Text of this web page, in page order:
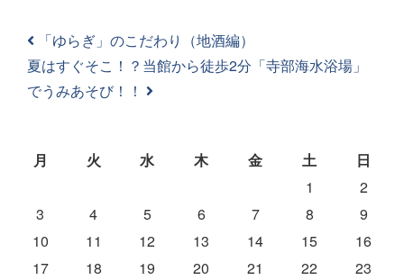
投稿ナビゲーション
「ゆらぎ」のこだわり（地酒編）
夏はすぐそこ！？当館から徒歩2分「寺部海水浴場」
でうみあそび！！
月 火 水 木 金 土
日
1
2
3
4 5 6 7 8
9
10
11 12 13 14 15
16
17
18 19 20 21 22
23